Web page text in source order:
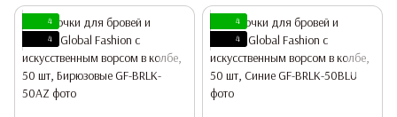
4
4
4
4